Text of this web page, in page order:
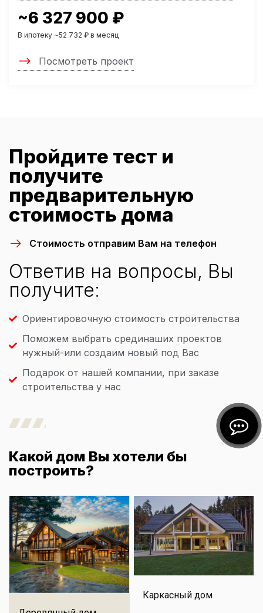
~6 327 900 ₽
В ипотеку ~52 732 ₽ в месяц
Посмотреть проект
Пройдите тест и
получите
предварительную
стоимость дома
Стоимость отправим Вам на телефон
Ответив на вопросы, Вы
получите:
Ориентировочную стоимость строительства
Поможем выбрать срединаших проектов
нужный-или создаим новый под Вас
Подарок от нашей компании, при заказе
строительства у нас
Какой дом Вы хотели бы
построить?
Каркасный дом